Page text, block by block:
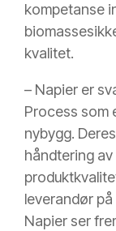
kompetanse
kvalitet.
– Napier er
Process som
nybygg.
håndtering
leverandør
Napier ser